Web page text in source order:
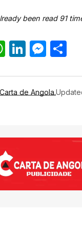
been read 91
WhatsApp
LinkedIn
de Angola.